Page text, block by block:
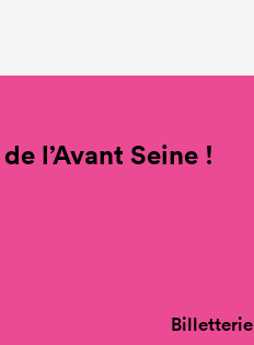
l’Avant Seine !
Billetterie